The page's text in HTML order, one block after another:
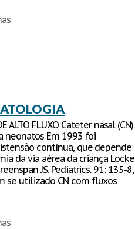
ALTO FLUXO Cateter nasal (CN)
neonatos Em 1993 foi
contínua, que depende
da via aérea da criança Locke
JS. Pediatrics. 91: 135-8,
se utilizado CN com fluxos